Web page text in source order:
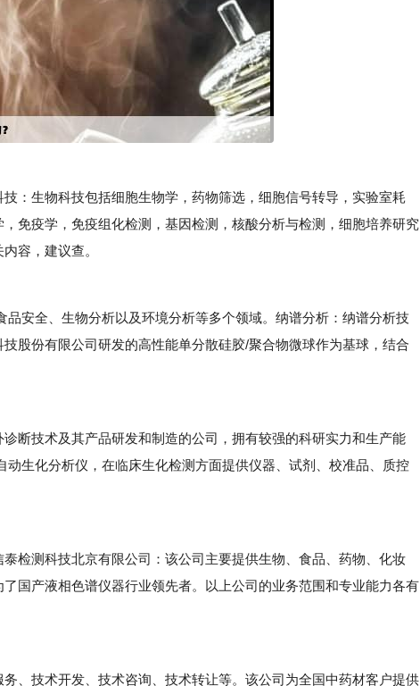
生物科技包括细胞生物学，药物筛选，细胞信号转导，实验室耗
免疫学，免疫组化检测，基因检测，核酸分析与检测，细胞培养研究
容，建议查。
安全、生物分析以及环境分析等多个领域。纳谱分析：纳谱分析技
股份有限公司研发的高性能单分散硅胶/聚合物微球作为基球，结合
技术及其产品研发和制造的公司，拥有较强的科研实力和生产能
动生化分析仪，在临床生化检测方面提供仪器、试剂、校准品、质控
测科技北京有限公司：该公司主要提供生物、食品、药物、化妆
国产液相色谱仪器行业领先者。以上公司的业务范围和专业能力各有
技术开发、技术咨询、技术转让等。该公司为全国中药材客户提供